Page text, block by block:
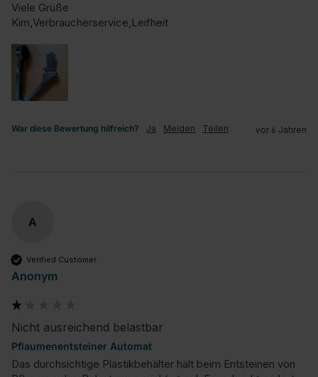
Viele Grüße
Kim,Verbraucherservice,Leifheit
War diese Bewertung hilfreich? Ja Melden Teilen vor 6 Jahren
A
Verified Customer
Anonym
Nicht ausreichend belastbar
Pflaumenentsteiner Automat
Das durchsichtige Plastikbehälter hält beim Entsteinen von